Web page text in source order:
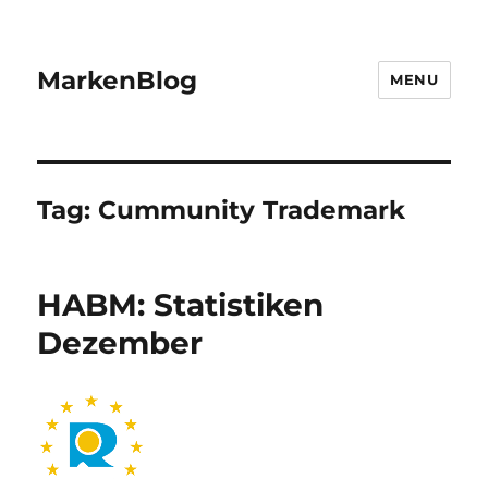
MarkenBlog MENU
Tag: Cummunity Trademark
HABM: Statistiken
Dezember